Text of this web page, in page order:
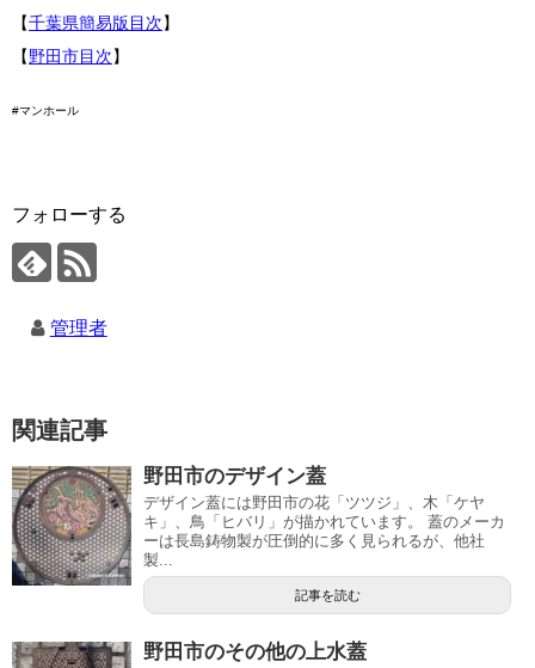
【千葉県簡易版目次】
【野田市目次】
#マンホール
フォローする
管理者
関連記事
野田市のデザイン蓋
デザイン蓋には野田市の花「ツツジ」、木「ケヤ
キ」、鳥「ヒバリ」が描かれています。 蓋のメーカ
ーは長島鋳物製が圧倒的に多く見られるが、他社
製...
記事を読む
野田市のその他の上水蓋